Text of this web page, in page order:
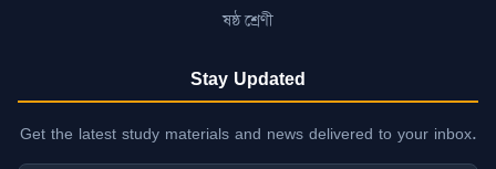
ষষ্ঠ শ্ৰেণী
Stay Updated
Get the latest study materials and news delivered to your inbox.